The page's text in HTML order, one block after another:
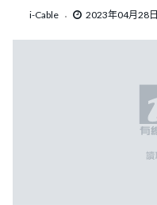
i-Cable 2023年04月28日